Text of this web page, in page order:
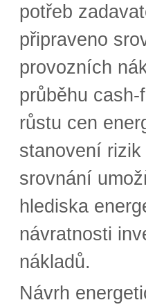
potřeb
připraveno
provozních
průběhu
růstu cen
stanovení
srovnání
hlediska
návratnosti
nákladů.
Návrh